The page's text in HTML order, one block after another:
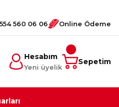
560 06 06 Online Ödeme
Hesabım
Yeni üyelik
Sepetim